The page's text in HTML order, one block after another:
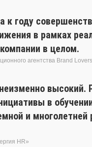
к году
в рамках
в целом.
агентства Brand Lovers
в
и
HR»